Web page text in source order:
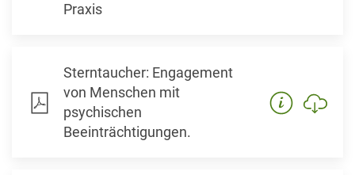
Praxis
Sterntaucher: Engagement
von Menschen mit
psychischen
Beeinträchtigungen.